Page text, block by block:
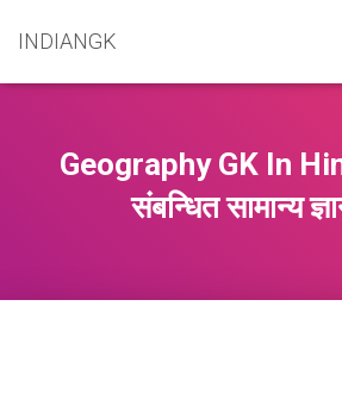
INDIANGK
Geography GK In
संबन्धित सामान्य